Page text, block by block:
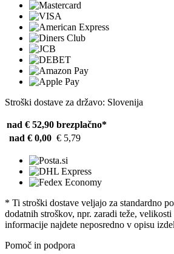
Stroški dostave za državo: Slovenija
nad € 52,90 brezplačno*
nad € 0,00 € 5,79
* Ti stroški dostave veljajo za standardno
dodatnih stroškov, npr. zaradi teže,
informacije najdete neposredno v opisu
Pomoč in podpora